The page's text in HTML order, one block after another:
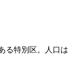
る特別区。人口は